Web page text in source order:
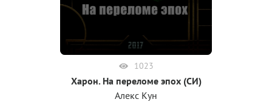
1023
Харон. На переломе эпох (СИ)
Алекс Кун